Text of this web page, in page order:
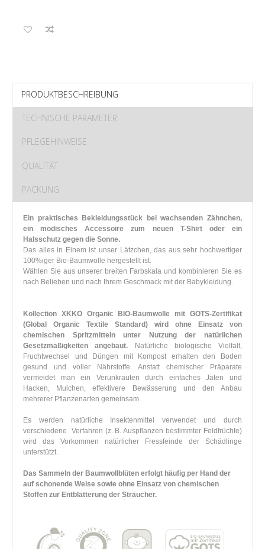
PRODUKTBESCHREIBUNG
TECHNISCHE PARAMETER
PFLEGEHINWEISE
QUALITÄT
PACKUNG
Ein praktisches Bekleidungsstück bei wachsenden Zähnchen,
ein modisches Accessoire zum neuen T-Shirt oder ein
Halsschutz gegen die Sonne.
Das alles in Einem ist unser Lätzchen, das aus sehr hochwertiger
100%iger Bio-Baumwolle hergestellt ist.
Wählen Sie aus unserer breiten Farbskala und kombinieren Sie es
nach Belieben und nach Ihrem Geschmack mit der Babykleidung.
Kollection XKKO Organic BIO-Baumwolle mit GOTS-Zertifikat
(Global Organic Textile Standard) wird ohne Einsatz von
chemischen Spritzmitteln unter Nutzung der natürlichen
Gesetzmäßigkeiten angebaut. Natürliche biologische Vielfalt,
Fruchtwechsel und Düngen mit Kompost erhalten den Boden
gesund und voller Nährstoffe. Anstatt chemischer Präparate
vermeidet man ein Verunkrauten durch einfaches Jäten und
Hacken, Mulchen, effektivere Bewässerung und den Anbau
mehrerer Pflanzenarten gemeinsam.
Es werden natürliche Insektenmittel verwendet und durch
verschiedene Verfahren (z. B. Auspflanzen bestimmter Feldfrüchte)
wird das Vorkommen natürlicher Fressfeinde der Schädlinge
unterstützt.
Das Sammeln der Baumwollblüten erfolgt häufig per Hand der
auf schonende Weise sowie ohne Einsatz von chemischen
Stoffen zur Entblätterung der Sträucher.